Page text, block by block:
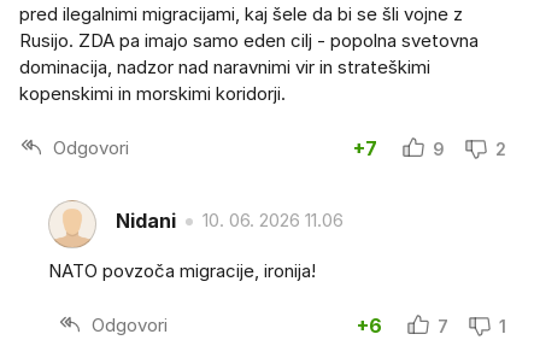
pred ilegalnimi migracijami, kaj šele da bi se šli vojne z
Rusijo. ZDA pa imajo samo eden cilj - popolna svetovna
dominacija, nadzor nad naravnimi vir in strateškimi
kopenskimi in morskimi koridorji.
Odgovori +7 9 2
Nidani 10. 06. 2026 11.06
NATO povzoča migracije, ironija!
Odgovori +6 7 1